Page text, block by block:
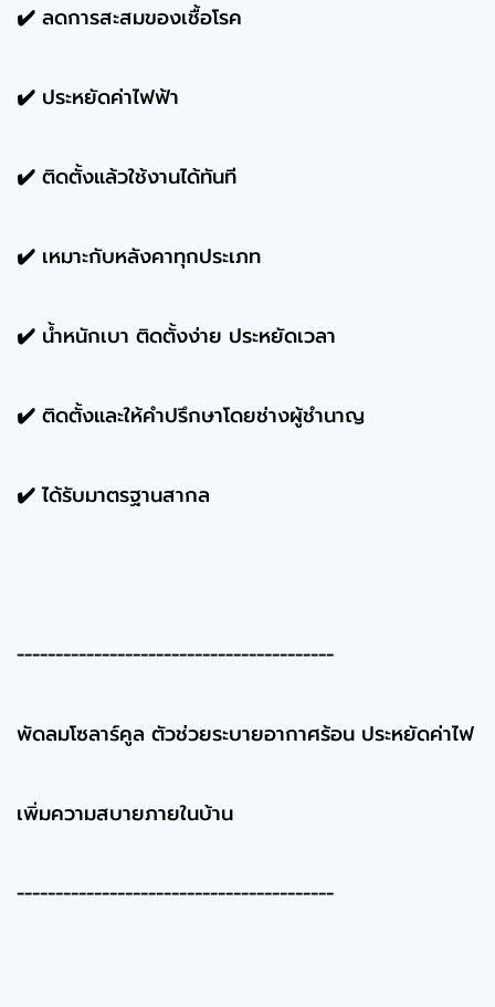
✔️ ลดการสะสมของเชื้อโรค
✔️ ประหยัดค่าไฟฟ้า
✔️ ติดตั้งแล้วใช้งานได้ทันที
✔️ เหมาะกับหลังคาทุกประเภท
✔️ น้ำหนักเบา ติดตั้งง่าย ประหยัดเวลา
✔️ ติดตั้งและให้คำปรึกษาโดยช่างผู้ชำนาญ
✔️ ได้รับมาตรฐานสากล
-----------------------------------------
พัดลมโซลาร์คูล ตัวช่วยระบายอากาศร้อน ประหยัดค่าไฟ
เพิ่มความสบายภายในบ้าน
-----------------------------------------